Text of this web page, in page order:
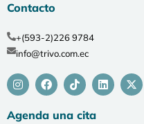
Contacto
+(593-2)226 9784
info@trivo.com.ec
Agenda una cita